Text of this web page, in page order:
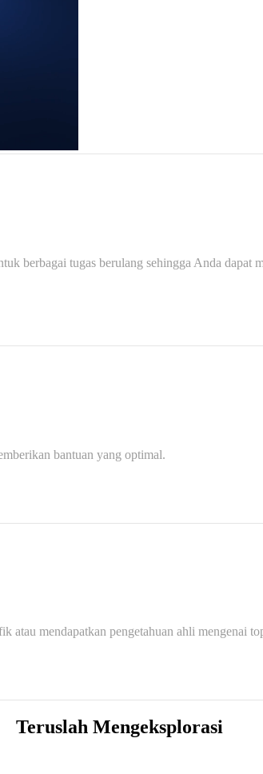
berbagai tugas berulang sehingga Anda dapat
bantuan yang optimal.
atau mendapatkan pengetahuan ahli mengenai
Teruslah Mengeksplorasi